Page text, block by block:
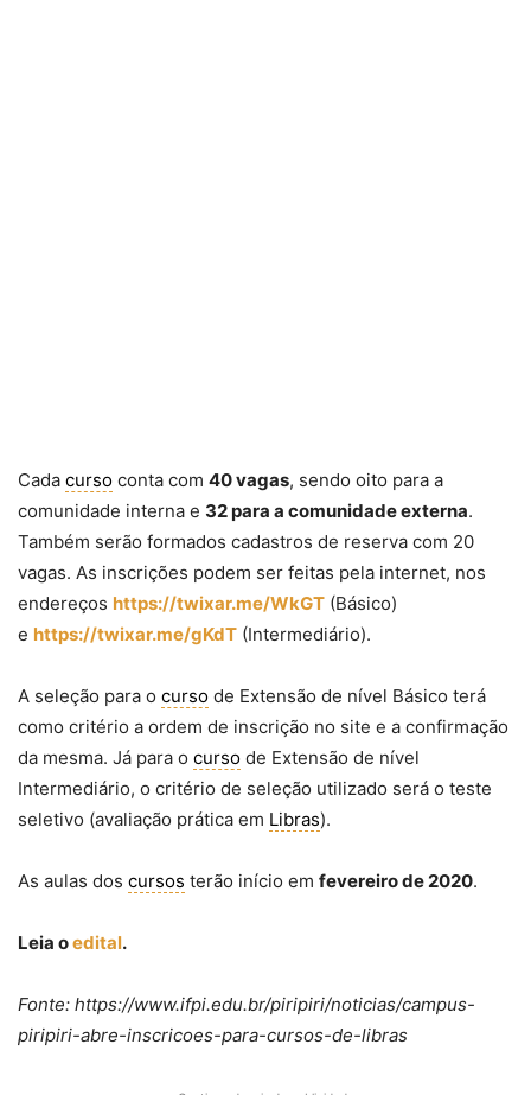
Cada curso conta com 40 vagas, sendo oito para a
comunidade interna e 32 para a comunidade externa.
Também serão formados cadastros de reserva com 20
vagas. As inscrições podem ser feitas pela internet, nos
endereços https://twixar.me/WkGT (Básico)
e https://twixar.me/gKdT (Intermediário).
A seleção para o curso de Extensão de nível Básico terá
como critério a ordem de inscrição no site e a confirmação
da mesma. Já para o curso de Extensão de nível
Intermediário, o critério de seleção utilizado será o teste
seletivo (avaliação prática em Libras).
As aulas dos cursos terão início em fevereiro de 2020.
Leia oedital.
Fonte: https://www.ifpi.edu.br/piripiri/noticias/campus-
piripiri-abre-inscricoes-para-cursos-de-libras